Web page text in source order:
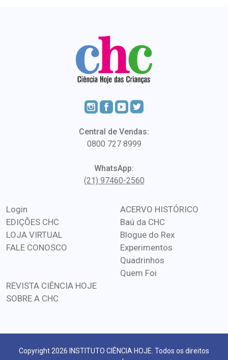
Central de Vendas:
0800 727 8999
WhatsApp:
(21) 97460-2560
Login
EDIÇÕES CHC
LOJA VIRTUAL
FALE CONOSCO
ACERVO HISTÓRICO
Baú da CHC
Blogue do Rex
Experimentos
Quadrinhos
Quem Foi
REVISTA CIÊNCIA HOJE
SOBRE A CHC
Copyright 2026 INSTITUTO CIÊNCIA HOJE. Todos os direitos